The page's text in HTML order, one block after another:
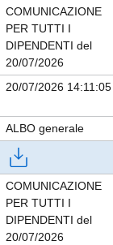
COMUNICAZIONE
PER TUTTI I
DIPENDENTI del
20/07/2026
20/07/2026 14:11:05
ALBO generale
COMUNICAZIONE
PER TUTTI I
DIPENDENTI del
20/07/2026